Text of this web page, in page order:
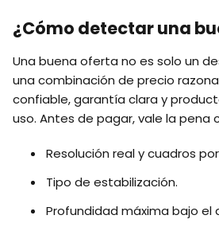
¿Cómo detectar una
Una buena oferta no es solo un
una combinación de precio
confiable, garantía clara y
uso. Antes de pagar, vale la pena
Resolución real y cuadros
Tipo de estabilización.
Profundidad máxima bajo el